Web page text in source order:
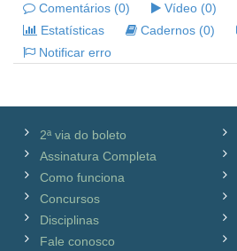
Comentários (0) Vídeo (0)
Estatísticas
Cadernos (0)
Notificar erro
2ª via do boleto
Assinatura Completa
Como funciona
Concursos
Disciplinas
Fale conosco